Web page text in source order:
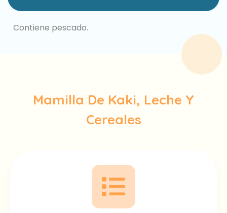
Contiene pescado.
Mamilla De Kaki, Leche Y
Cereales